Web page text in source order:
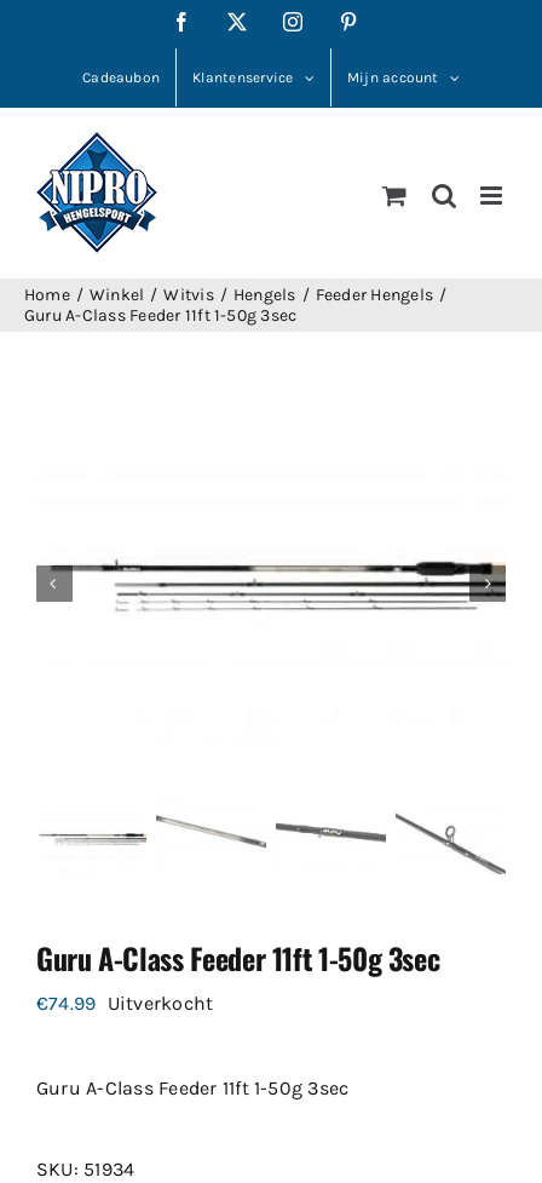
Facebook Instagram
Cadeaubon Klantenservice Mijn account
Home Winkel Witvis Hengels
Feeder Hengels
Guru A-Class Feeder 11ft 1-50g 3sec
Guru A-Class Feeder 11ft 1-50g 3sec
€74.99 Uitverkocht
Guru A-Class Feeder 11ft 1-50g 3sec
SKU: 51934